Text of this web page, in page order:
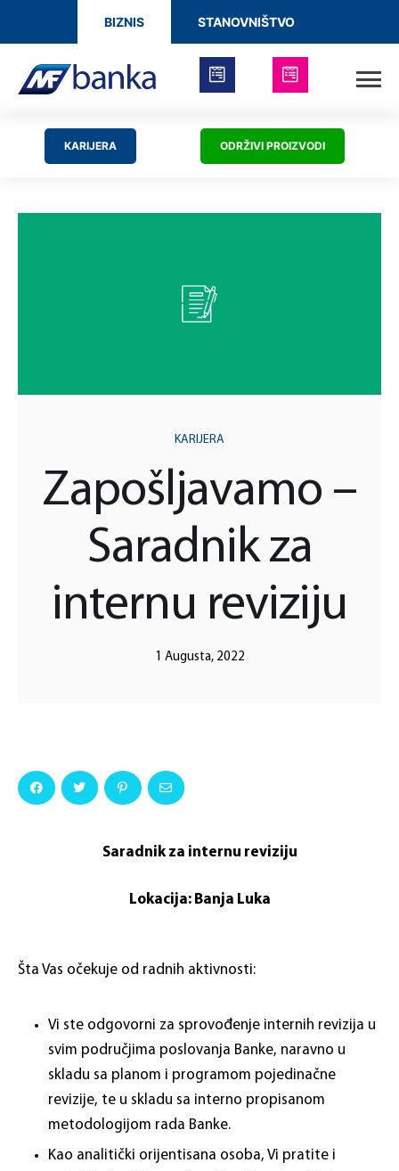
BIZNIS STANOVNIŠTVO
KARIJERA ODRŽIVI PROIZVODI
KARIJERA
Zapošljavamo –
Saradnik za
internu reviziju
1 Augusta, 2022
Saradnik za internu reviziju
Lokacija: Banja Luka
Šta Vas očekuje od radnih aktivnosti:
Vi ste odgovorni za sprovođenje internih revizija u
svim područjima poslovanja Banke, naravno u
skladu sa planom i programom pojedinačne
revizije, te u skladu sa interno propisanom
metodologijom rada Banke.
Kao analitički orijentisana osoba, Vi pratite i